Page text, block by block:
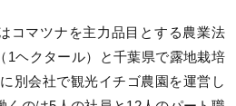
コマツナを主力品目とする農業法
1ヘクタール）と千葉県で露地栽培
別会社で観光イチゴ農園を運営し